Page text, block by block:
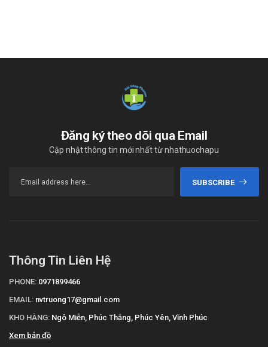
Đăng ký theo dõi qua Email
Cập nhật thông tin mới nhất từ nhathuochapu
SUBSCRIBE
Thông Tin Liên Hệ
PHONE: 0971899466
EMAIL: nvtruong17@gmail.com
KHO HÀNG: Ngô Miễn, Phúc Thắng, Phúc Yên, Vĩnh Phúc
Xem bản đồ